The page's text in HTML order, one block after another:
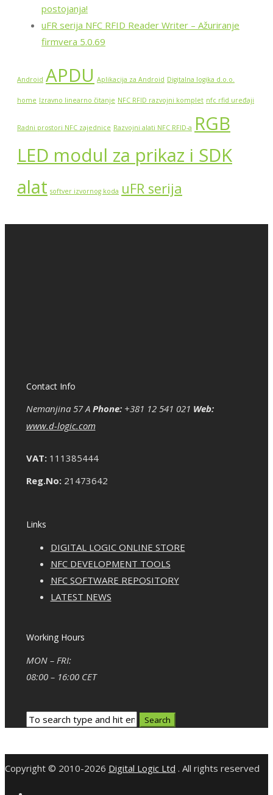
postojanja!
uFR serija NFC RFID Reader Writer – Ažuriranje
firmvera 5.0.69
Android APDU Aplikacija za Android Digitalna logika d.o.o.
home Izravno linearno čitanje NFC RFID razvojni komplet nfc rfid uređaji
Radni prostori NFC zajednice Razvojni alati NFC RFID-a RGB
LED modul za prikaz i SDK
alat softver izvornog koda uFR serija
Contact Info
Nemanjina 57 A Phone:+381 12 541 021 Web:
www.d-logic.com
VAT:111385444
Reg.No:21473642
Links
DIGITAL LOGIC ONLINE STORE
NFC DEVELOPMENT TOOLS
NFC SOFTWARE REPOSITORY
LATEST NEWS
Working Hours
MON – FRI:
08:00 – 16:00 CET
Copyright © 2010-2026 Digital Logic Ltd . All rights reserved